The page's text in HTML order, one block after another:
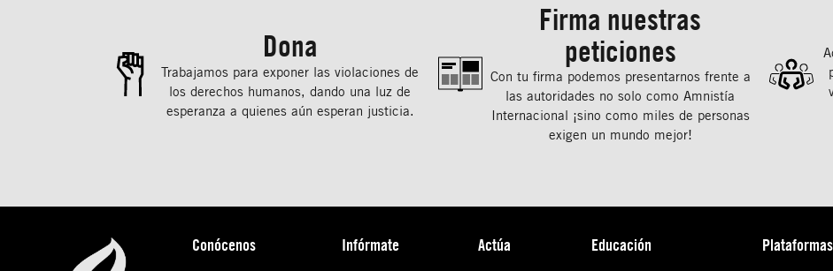
Dona
Trabajamos para exponer las violaciones de
los derechos humanos, dando una luz de
esperanza a quienes aún esperan justicia.
Firma nuestras
peticiones
Con tu ﬁrma podemos presentarnos frente a
las autoridades no solo como Amnistía
Internacional ¡sino como miles de personas
exigen un mundo mejor!
Conócenos Infórmate Actúa Educación Plataformas